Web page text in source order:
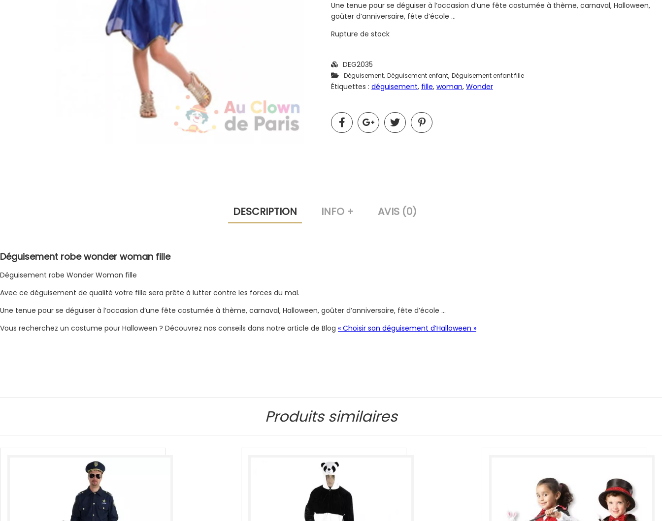
Une tenue pour se déguiser à l’occasion d’une fête costumée à thème, carnaval, Halloween,
goûter d’anniversaire, fête d’école …
Rupture de stock
DEG2035
Déguisement, Déguisement enfant, Déguisement enfant fille
Étiquettes : déguisement, fille, woman, Wonder
DESCRIPTION INFO + AVIS (0)
Déguisement robe wonder woman fille
Déguisement robe Wonder Woman fille
Avec ce déguisement de qualité votre fille sera prête à lutter contre les forces du mal.
Une tenue pour se déguiser à l’occasion d’une fête costumée à thème, carnaval, Halloween, goûter d’anniversaire, fête d’école …
Vous recherchez un costume pour Halloween ? Découvrez nos conseils dans notre article de Blog « Choisir son déguisement d’Halloween »
Produits similaires